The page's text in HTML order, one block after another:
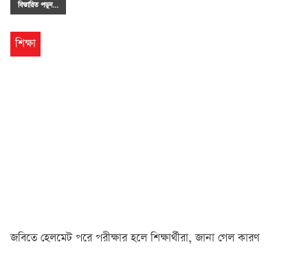
বিস্তারিত পডুন...
শিক্ষা
জবিতে হেলমেট পরে পরীক্ষার হলে শিক্ষার্থীরা, জানা গেল কারণ